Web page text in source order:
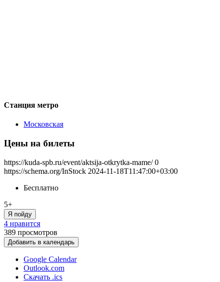
Станция метро
Московская
Цены на билеты
https://kuda-spb.ru/event/aktsija-otkrytka-mame/ 0
https://schema.org/InStock 2024-11-18T11:47:00+03:00
Бесплатно
5+
Я пойду
4 нравится
389 просмотров
Добавить в календарь
Google Calendar
Outlook.com
Скачать .ics